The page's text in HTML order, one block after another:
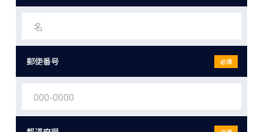
郵便番号 必須